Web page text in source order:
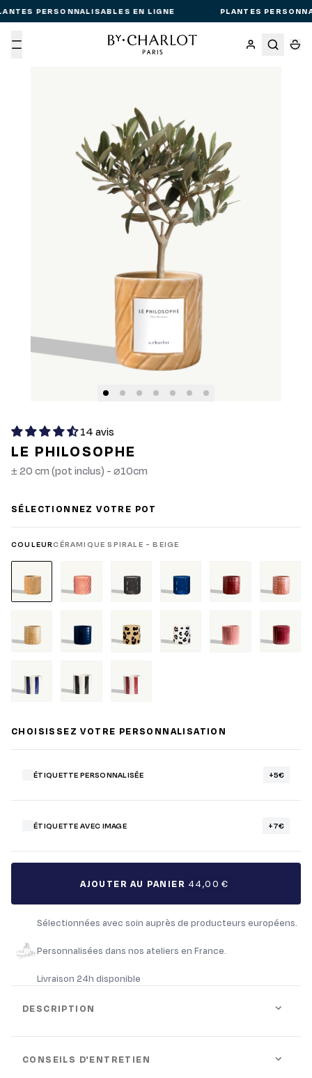
PERSONNALISABLES EN LIGNE PLANTES
Menu
14 avis
LE PHILOSOPHE
± 20 cm (pot inclus) - ⌀10cm
SÉLECTIONNEZ VOTRE POT
COULEURCÉRAMIQUE SPIRALE - BEIGE
CHOISISSEZ VOTRE PERSONNALISATION
ÉTIQUETTE PERSONNALISÉE +5€
ÉTIQUETTE AVEC IMAGE +7€
AJOUTER AU PANIER 44,00 €
Sélectionnées avec soin auprès de producteurs européens.
Personnalisées dans nos ateliers en France.
Livraison 24h disponible
DESCRIPTION
CONSEILS D'ENTRETIEN